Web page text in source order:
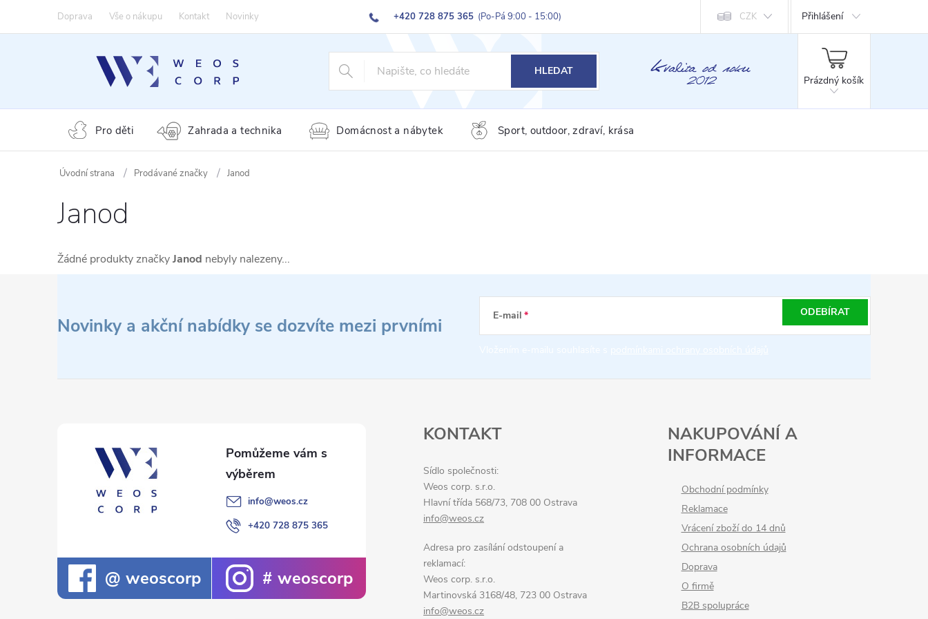
+420 728 875 365 (Po-Pá 9:00 - 15:00)
Doprava Vše o nákupu Kontakt Novinky CZK Přihlášení
HLEDAT
NÁKUPNÍ
Prázdný košík
Pro děti Zahrada a technika Domácnost a nábytek Sport, outdoor, zdraví, krása
Prodávané značky Janod
Janod
Žádné produkty značkyJanod nebyly nalezeny...
Novinky a akční nabídky se dozvíte mezi prvními E-mail ODEBÍRAT
info@weos.cz
+420 728 875 365
weoscorp weoscorp
KONTAKT
Sídlo společnosti:
Weos corp. s.r.o.
Hlavní třída 568/73, 708 00 Ostrava
info@weos.cz
Adresa pro zasílání odstoupení a
reklamací:
Weos corp. s.r.o.
Martinovská 3168/48, 723 00 Ostrava
info@weos.cz
NAKUPOVÁNÍ A
INFORMACE
Obchodní podmínky
Reklamace
Vrácení zboží do 14 dnů
Ochrana osobních údajů
Doprava
O firmě
B2B spolupráce